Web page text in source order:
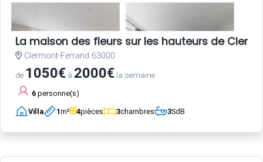
La maison des fleurs sur les hauteurs de
Clermont-Ferrand 63000
de 1050€ à 2000€ la semaine
6 personne(s)
Villa 1m² 4pièces 3chambres 3SdB